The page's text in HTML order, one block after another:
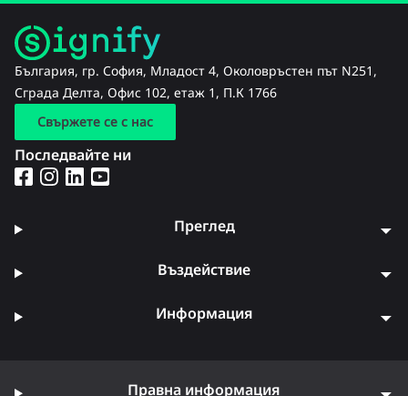
България, гр. София, Младост 4, Околовръстен път N251,
Сграда Делта, Офис 102, етаж 1, П.К 1766
Свържете се с нас
Последвайте ни
Преглед
Въздействие
Информация
Правна информация